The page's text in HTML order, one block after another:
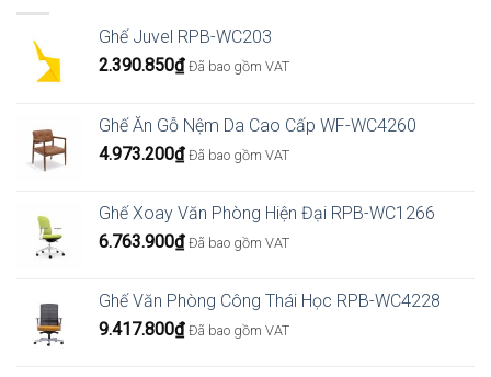
Ghế Juvel RPB-WC203
2.390.850₫ Đã bao gồm VAT
Ghế Ăn Gỗ Nệm Da Cao Cấp WF-WC4260
4.973.200₫ Đã bao gồm VAT
Ghế Xoay Văn Phòng Hiện Đại RPB-WC1266
6.763.900₫ Đã bao gồm VAT
Ghế Văn Phòng Công Thái Học RPB-WC4228
9.417.800₫ Đã bao gồm VAT